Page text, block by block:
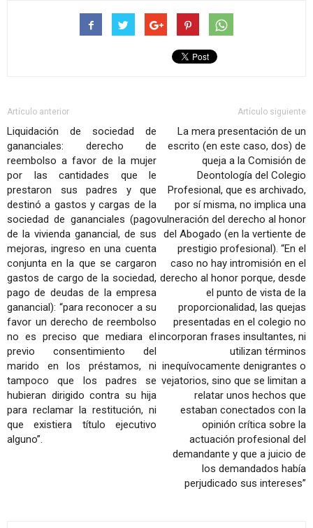
Artículo anterior
Liquidación de sociedad de
gananciales: derecho de
reembolso a favor de la mujer
por las cantidades que le
prestaron sus padres y que
destinó a gastos y cargas de la
sociedad de gananciales (pago
de la vivienda ganancial, de sus
mejoras, ingreso en una cuenta
conjunta en la que se cargaron
gastos de cargo de la sociedad,
pago de deudas de la empresa
ganancial): “para reconocer a su
favor un derecho de reembolso
no es preciso que mediara el
previo consentimiento del
marido en los préstamos, ni
tampoco que los padres se
hubieran dirigido contra su hija
para reclamar la restitución, ni
que existiera título ejecutivo
alguno”.
Artículo siguiente
La mera presentación de un
escrito (en este caso, dos) de
queja a la Comisión de
Deontología del Colegio
Profesional, que es archivado,
por sí misma, no implica una
vulneración del derecho al honor
del Abogado (en la vertiente de
prestigio profesional). “En el
caso no hay intromisión en el
derecho al honor porque, desde
el punto de vista de la
proporcionalidad, las quejas
presentadas en el colegio no
incorporan frases insultantes, ni
utilizan términos
inequívocamente denigrantes o
vejatorios, sino que se limitan a
relatar unos hechos que
estaban conectados con la
opinión crítica sobre la
actuación profesional del
demandante y que a juicio de
los demandados había
perjudicado sus intereses”